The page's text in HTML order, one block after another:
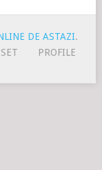
DE ASTAZI.
PROFILE